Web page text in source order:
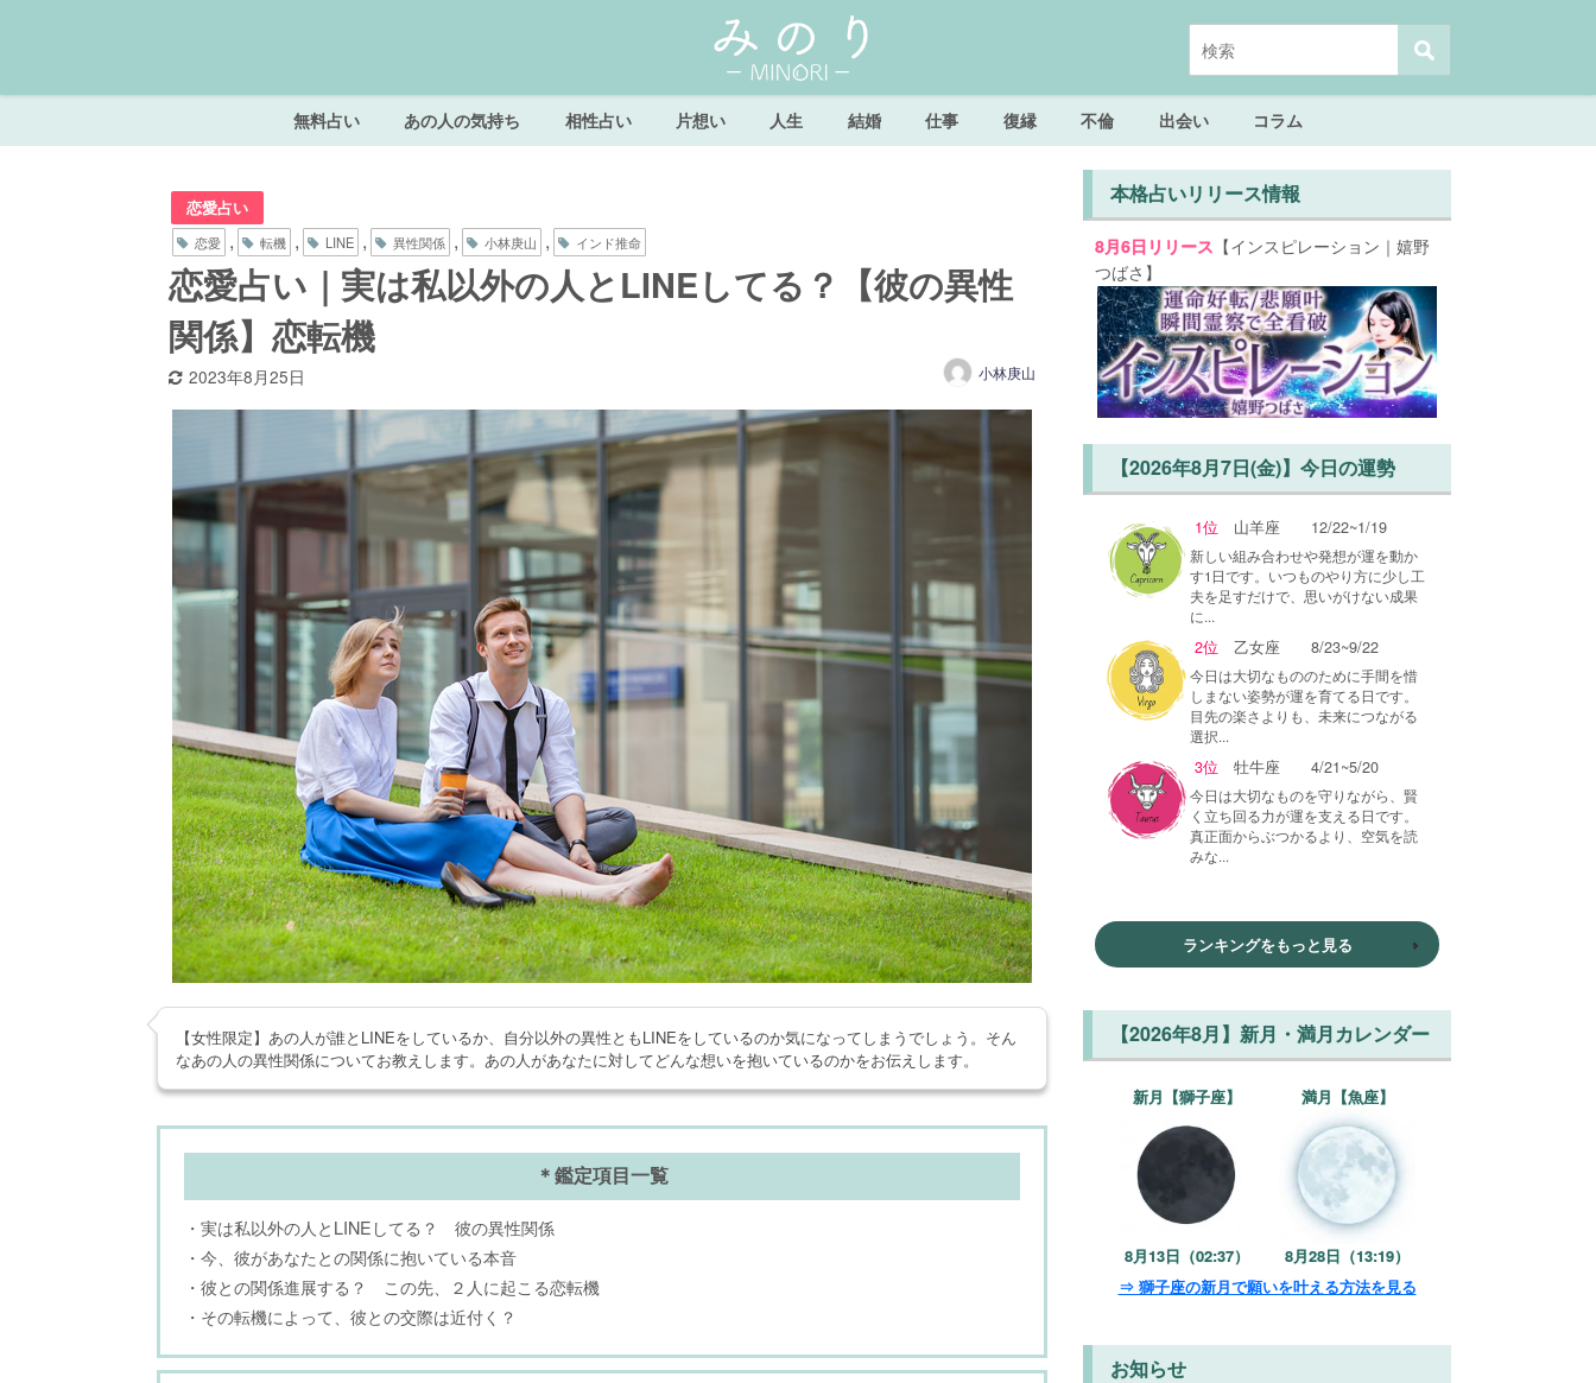
無料占い あの人の気持ち 相性占い 片想い 人生 結婚 仕事 復縁 不倫 出会い コラム
恋愛占い
恋愛 , 転機 , LINE , 異性関係 , 小林庚山 , インド推命
恋愛占い｜実は私以外の人とLINEしてる？【彼の異性
関係】恋転機
2023年8月25日 小林庚山
【女性限定】あの人が誰とLINEをしているか、自分以外の異性ともLINEをしているのか気になってしまうでしょう。そん
なあの人の異性関係についてお教えします。あの人があなたに対してどんな想いを抱いているのかをお伝えします。
＊鑑定項目一覧
・実は私以外の人とLINEしてる？ 彼の異性関係
・今、彼があなたとの関係に抱いている本音
・彼との関係進展する？ この先、２人に起こる恋転機
・その転機によって、彼との交際は近付く？
本格占いリリース情報
8月6日リリース 【インスピレーション｜嬉野
つばさ】
【2026年8月7日(金)】今日の運勢
1位 山羊座 12/22~1/19
新しい組み合わせや発想が運を動か
す1日です。いつものやり方に少し工
夫を足すだけで、思いがけない成果
に...
2位 乙女座 8/23~9/22
今日は大切なもののために手間を惜
しまない姿勢が運を育てる日です。
目先の楽さよりも、未来につながる
選択...
3位 牡牛座 4/21~5/20
今日は大切なものを守りながら、賢
く立ち回る力が運を支える日です。
真正面からぶつかるより、空気を読
みな...
ランキングをもっと見る
【2026年8月】新月・満月カレンダー
新月【獅子座】
8月13日（02:37）
満月【魚座】
8月28日（13:19）
⇒ 獅子座の新月で願いを叶える方法を見る
お知らせ